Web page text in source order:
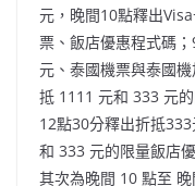
元，晚間10點釋出
票、飯店優惠程式碼
元、泰國機票與泰國
抵 1111 元和 333 元
12點30分釋出折抵
和 333 元的限量飯店
其次為晚間 10 點至